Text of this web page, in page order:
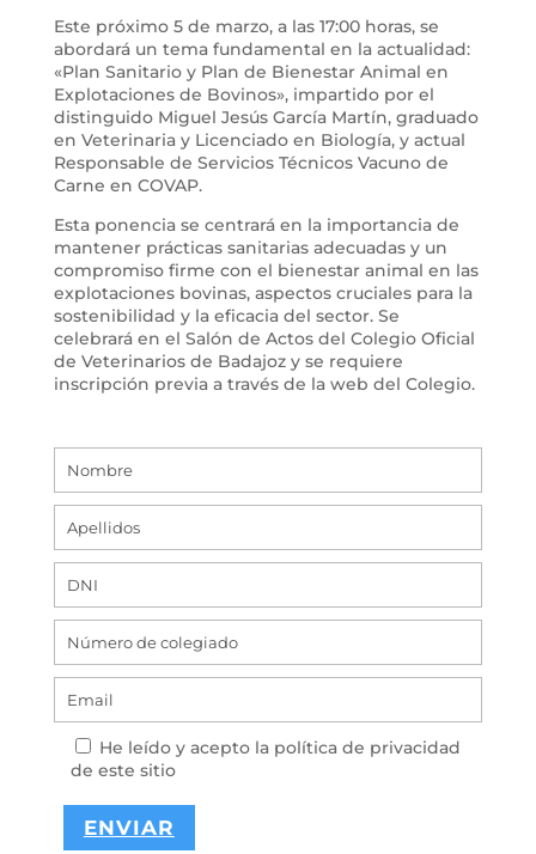
Este próximo 5 de marzo, a las 17:00 horas, se
abordará un tema fundamental en la actualidad:
«Plan Sanitario y Plan de Bienestar Animal en
Explotaciones de Bovinos», impartido por el
distinguido Miguel Jesús García Martín, graduado
en Veterinaria y Licenciado en Biología, y actual
Responsable de Servicios Técnicos Vacuno de
Carne en COVAP.
Esta ponencia se centrará en la importancia de
mantener prácticas sanitarias adecuadas y un
compromiso firme con el bienestar animal en las
explotaciones bovinas, aspectos cruciales para la
sostenibilidad y la eficacia del sector. Se
celebrará en el Salón de Actos del Colegio Oficial
de Veterinarios de Badajoz y se requiere
inscripción previa a través de la web del Colegio.
He leído y acepto la política de privacidad
de este sitio